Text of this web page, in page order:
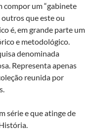
compor um “gabinete
que este ou
é, em grande parte um
e metodológico.
denominada
Representa apenas
reunida por
série e que atinge de